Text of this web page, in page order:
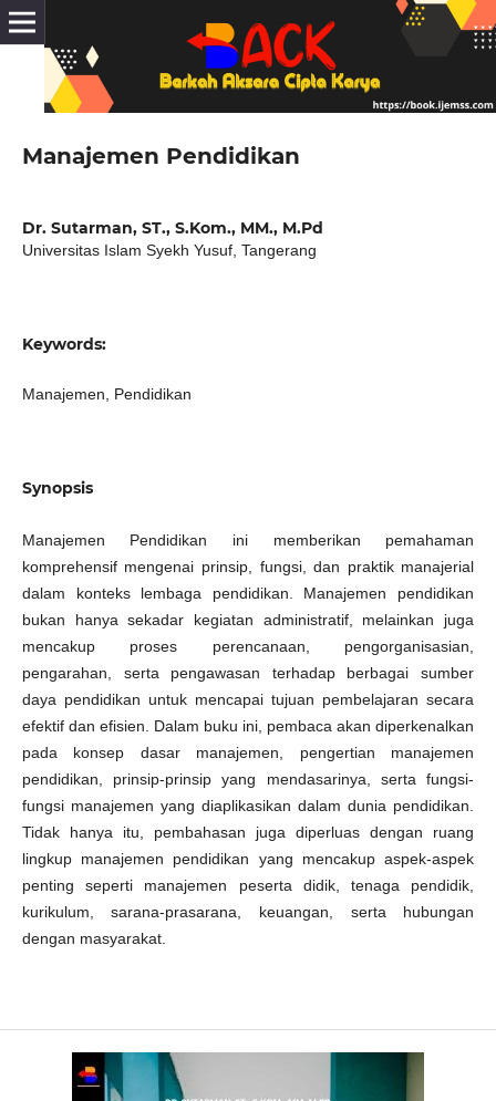
Manajemen Pendidikan
Dr. Sutarman, ST., S.Kom., MM., M.Pd
Universitas Islam Syekh Yusuf, Tangerang
Keywords:
Manajemen, Pendidikan
Synopsis
Manajemen Pendidikan ini memberikan pemahaman
komprehensif mengenai prinsip, fungsi, dan praktik manajerial
dalam konteks lembaga pendidikan. Manajemen pendidikan
bukan hanya sekadar kegiatan administratif, melainkan juga
mencakup proses perencanaan, pengorganisasian,
pengarahan, serta pengawasan terhadap berbagai sumber
daya pendidikan untuk mencapai tujuan pembelajaran secara
efektif dan efisien. Dalam buku ini, pembaca akan diperkenalkan
pada konsep dasar manajemen, pengertian manajemen
pendidikan, prinsip-prinsip yang mendasarinya, serta fungsi-
fungsi manajemen yang diaplikasikan dalam dunia pendidikan.
Tidak hanya itu, pembahasan juga diperluas dengan ruang
lingkup manajemen pendidikan yang mencakup aspek-aspek
penting seperti manajemen peserta didik, tenaga pendidik,
kurikulum, sarana-prasarana, keuangan, serta hubungan
dengan masyarakat.